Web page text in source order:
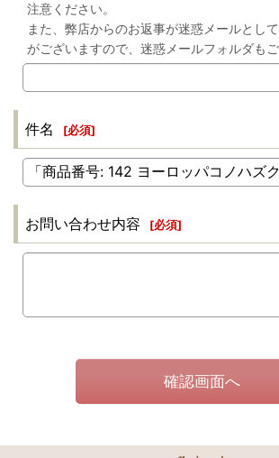
注意ください。
また、弊店からのお返事が迷惑メールとし
がございますので、迷惑メールフォルダもご
件名 [必須]
お問い合わせ内容 [必須]
確認画面へ